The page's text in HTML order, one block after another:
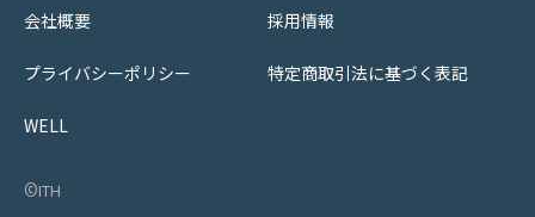
会社概要 採用情報
プライバシーポリシー 特定商取引法に基づく表記
WELL
©︎ith